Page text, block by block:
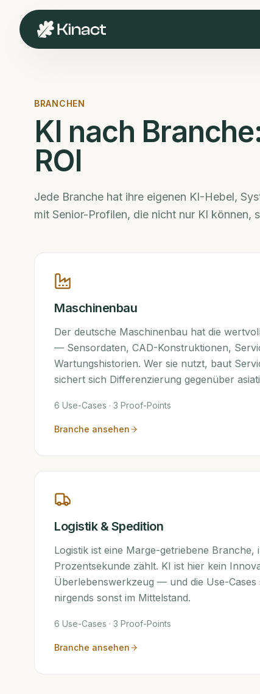
BRANCHEN
KI nach
ROI
Jede Branche hat ihre eigenen KI-Hebel,
mit Senior-Profilen, die nicht nur KI können,
Maschinenbau
Der deutsche Maschinenbau hat die
— Sensordaten, CAD-Konstruktionen,
Wartungshistorien. Wer sie nutzt, baut
sichert sich Differenzierung gegenüber
6 Use-Cases · 3 Proof-Points
Branche ansehen
Logistik & Spedition
Logistik ist eine Marge-getriebene Branche,
Prozentsekunde zählt. KI ist hier kein
Überlebenswerkzeug — und die Use-Cases
nirgends sonst im Mittelstand.
6 Use-Cases · 3 Proof-Points
Branche ansehen